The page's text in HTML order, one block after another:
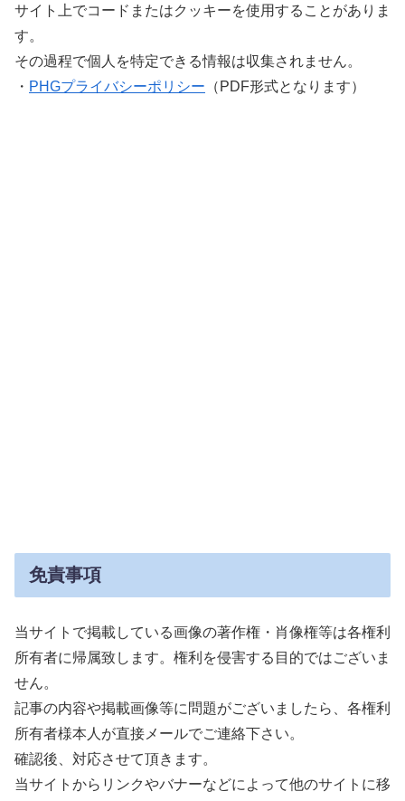
サイト上でコードまたはクッキーを使用することがありま
す。
その過程で個人を特定できる情報は収集されません。
・ PHGプライバシーポリシー （PDF形式となります）
免責事項
当サイトで掲載している画像の著作権・肖像権等は各権利
所有者に帰属致します。権利を侵害する目的ではございま
せん。
記事の内容や掲載画像等に問題がございましたら、各権利
所有者様本人が直接メールでご連絡下さい。
確認後、対応させて頂きます。
当サイトからリンクやバナーなどによって他のサイトに移